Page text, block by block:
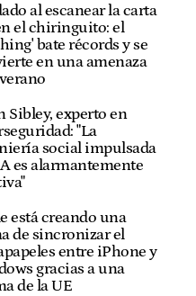
al escanear la carta
el chiringuito: el
bate récords y se
en una amenaza
Sibley, experto en
"La
social impulsada
es alarmantemente
está creando una
de sincronizar el
entre iPhone y
gracias a una
de la UE